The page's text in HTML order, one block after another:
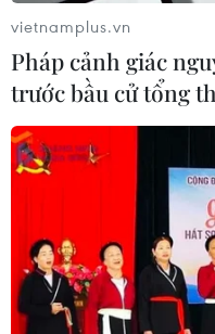
vietnamplus.vn
Pháp cảnh giác
trước bầu cử tổng